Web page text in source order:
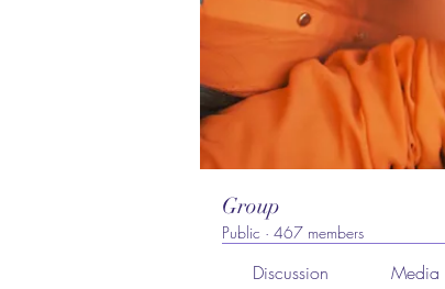
Group
Public · 467 members
Discussion Media